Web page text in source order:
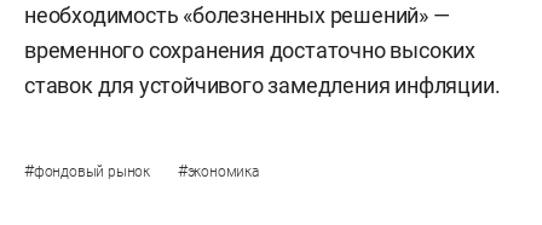
необходимость «болезненных решений» —
временного сохранения достаточно высоких
ставок для устойчивого замедления инфляции.
#фондовый рынок #экономика